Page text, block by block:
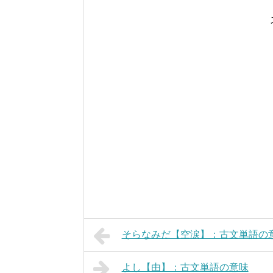
そらなみだ【空涙】：古文単語の
よし【由】：古文単語の意味